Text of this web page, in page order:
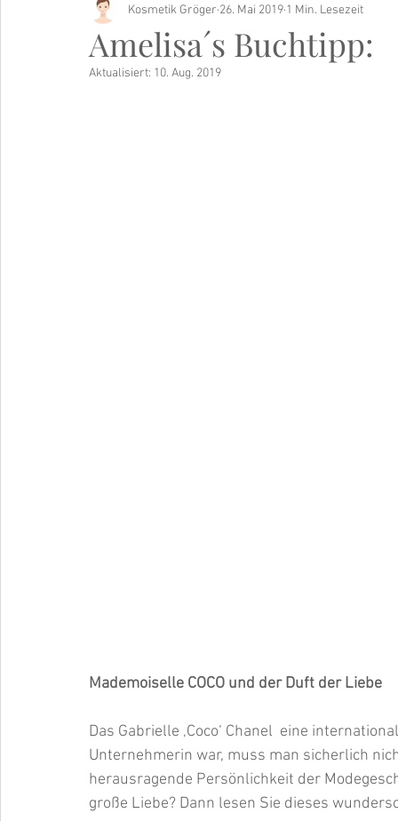
Buch Tipp
Amelisa´s Buchtipp:
Kosmetik Gröger 26. Mai 2019 1 Min. Lesezeit
Aktualisiert: 10. Aug. 2019
Mademoiselle COCO und der Duft der Liebe
Das Gabrielle ‚Coco‘ Chanel  eine
Unternehmerin war, muss man sicherlich
herausragende Persönlichkeit der
große Liebe? Dann lesen Sie dieses